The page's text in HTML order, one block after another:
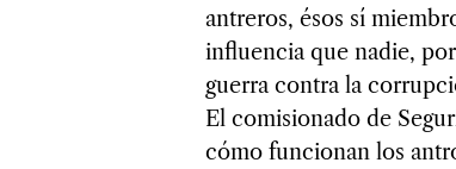
antreros, ésos sí
influencia que nadie,
guerra contra la
El comisionado de
cómo funcionan los